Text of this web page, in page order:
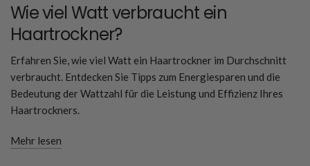
Wie viel Watt verbraucht ein
Haartrockner?
Erfahren Sie, wie viel Watt ein Haartrockner im Durchschnitt
verbraucht. Entdecken Sie Tipps zum Energiesparen und die
Bedeutung der Wattzahl für die Leistung und Effizienz Ihres
Haartrockners.
Mehr lesen